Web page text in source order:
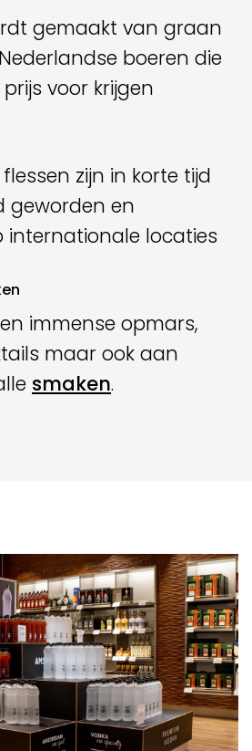
gemaakt van graan
boeren die
voor krijgen
zijn in korte tijd
geworden en
internationale locaties
immense opmars,
maar ook aan
smaken.